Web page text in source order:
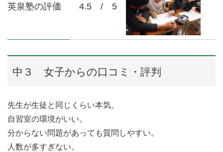
英泉塾の評価 4.5 / 5
中３ 女子からの口コミ・評判
先生が生徒と同じくらい本気。
自習室の環境がいい。
分からない問題があっても質問しやすい。
人数が多すぎない。